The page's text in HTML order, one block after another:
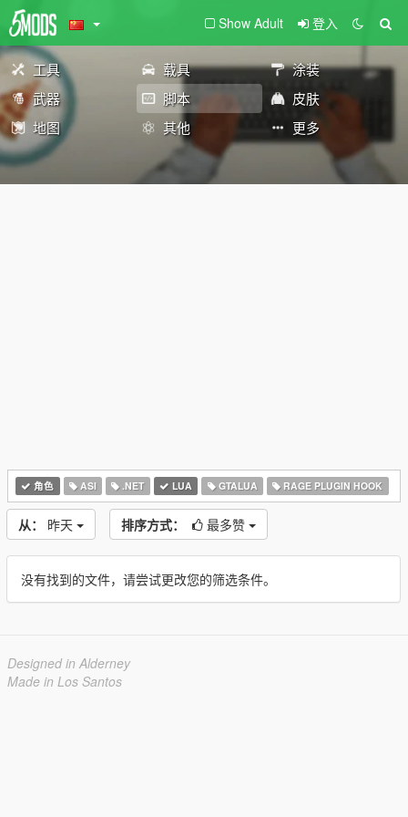
Show Adult 登入
工具 载具
涂装
武器
脚本
皮肤
地图
其他 更多
角色 ASI .NET LUA GTALUA RAGE PLUGIN HOOK
从： 昨天 排序方式： 最多赞
没有找到的文件，请尝试更改您的筛选条件。
Designed in Alderney
Made in Los Santos